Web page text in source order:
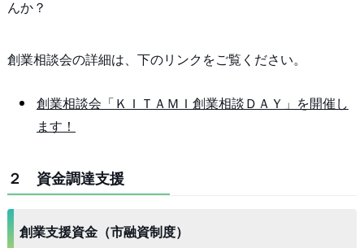
んか？
創業相談会の詳細は、下のリンクをご覧ください。
創業相談会「ＫＩＴＡＭＩ創業相談ＤＡＹ」を開催し
ます！
２ 資金調達支援
創業支援資金（市融資制度）